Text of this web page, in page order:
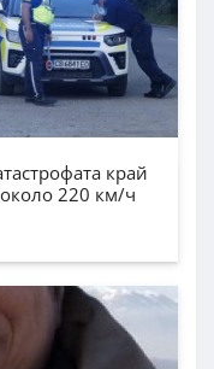
край
около 220 км/ч